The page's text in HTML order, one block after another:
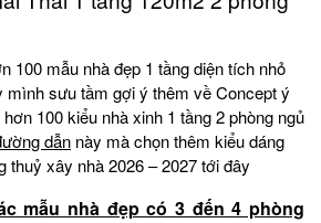
100 mẫu nhà đẹp 1 tầng diện tích nhỏ
mình sưu tầm gợi ý thêm về Concept ý
100 kiểu nhà xinh 1 tầng 2 phòng ngủ
dẫn này mà chọn thêm kiểu dáng
thuỷ xây nhà 2026 – 2027 tới đây
mẫu nhà đẹp có 3 đến 4 phòng